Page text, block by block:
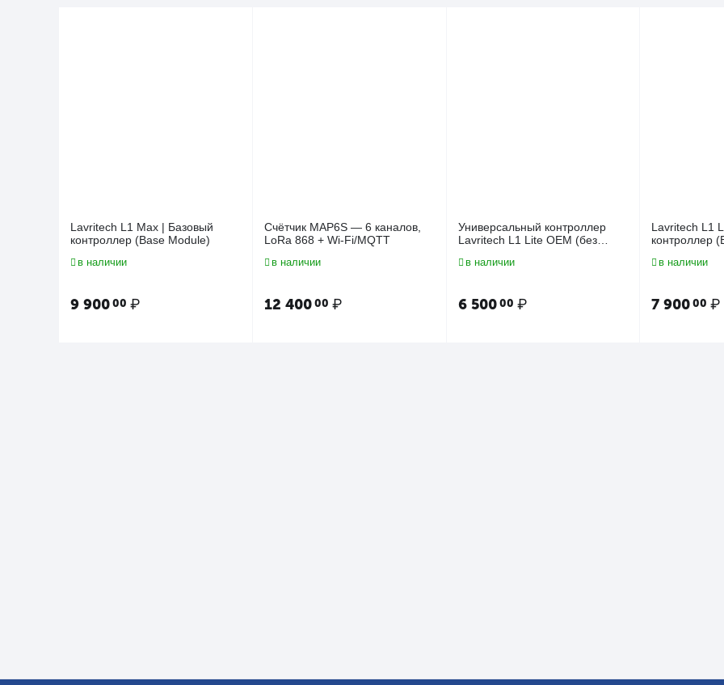
Lavritech L1 Max | Базовый
контроллер (Base Module)
в наличии
9 90000 ₽
Счётчик MAP6S — 6 каналов,
LoRa 868 + Wi-Fi/MQTT
в наличии
12 40000 ₽
Универсальный контроллер
Lavritech L1 Lite OEM (без
в наличии
6 500 00 ₽
Lavritech L1
контроллер
в наличии
7 90000 ₽